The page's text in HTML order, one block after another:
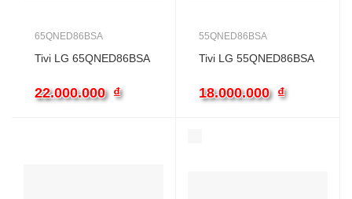
65QNED86BSA
Tivi LG 65QNED86BSA
22.000.000 ₫
55QNED86BSA
Tivi LG 55QNED86BSA
18.000.000 ₫